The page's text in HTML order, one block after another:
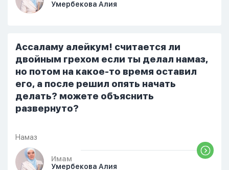
стало очень обидно, и я решила
проснулся и спросил, что случилось. И
я рассказала о своих проблемах. Затем
я сказала ему:...
Умербекова Алия
Ассаламу алейкум! считается ли
двойным грехом если ты делал намаз,
но потом на какое-то время оставил
его, а после решил опять начать
делать? можете объяснить
развернуто?
Намаз
Имам
Умербекова Алия